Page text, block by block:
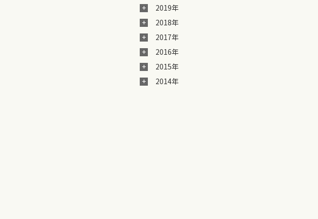
2019年
2018年
2017年
2016年
2015年
2014年